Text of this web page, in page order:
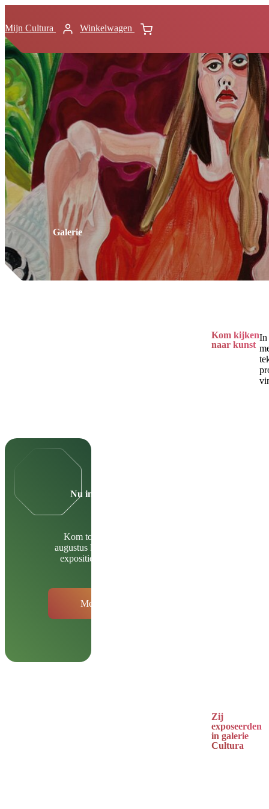
Mijn Cultura Winkelwagen
Galerie
Kom kijken
naar kunst
In
Nu in Cultura
Kom tot en met 30
augustus kijken naar de
expositie ELEVATE
Meer info
Zij
exposeerden
in galerie
Cultura